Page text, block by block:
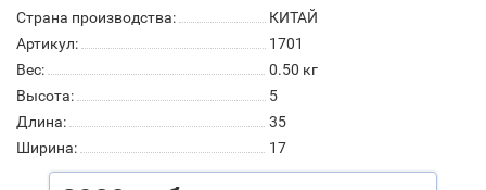
Страна производства:
КИТАЙ
Артикул:
1701
Вес:
0.50 кг
Высота:
5
Длина:
35
Ширина:
17